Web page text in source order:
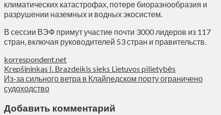
климатических катастрофах, потере биоразнообразия и
разрушении наземных и водных экосистем.
В сессии ВЭФ примут участие почти 3000 лидеров из 117
стран, включая руководителей 53 стран и правительств.
korrespondent.net
Krepšininkas I. Brazdeikis sieks Lietuvos pilietybės
Из-за сильного ветра в Клайпедском порту ограничено
судоходство
Добавить комментарий